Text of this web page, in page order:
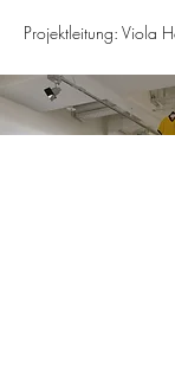
Projektleitung: Viola